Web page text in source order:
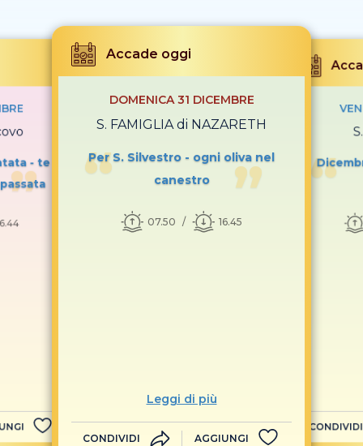
- te
Accade oggi
DOMENICA 31 DICEMBRE
S. FAMIGLIA di NAZARETH
Per S. Silvestro - ogni oliva nel
canestro
07.50 16.45
Leggi di più
CONDIVIDI AGGIUNGI
CONDIVIDI